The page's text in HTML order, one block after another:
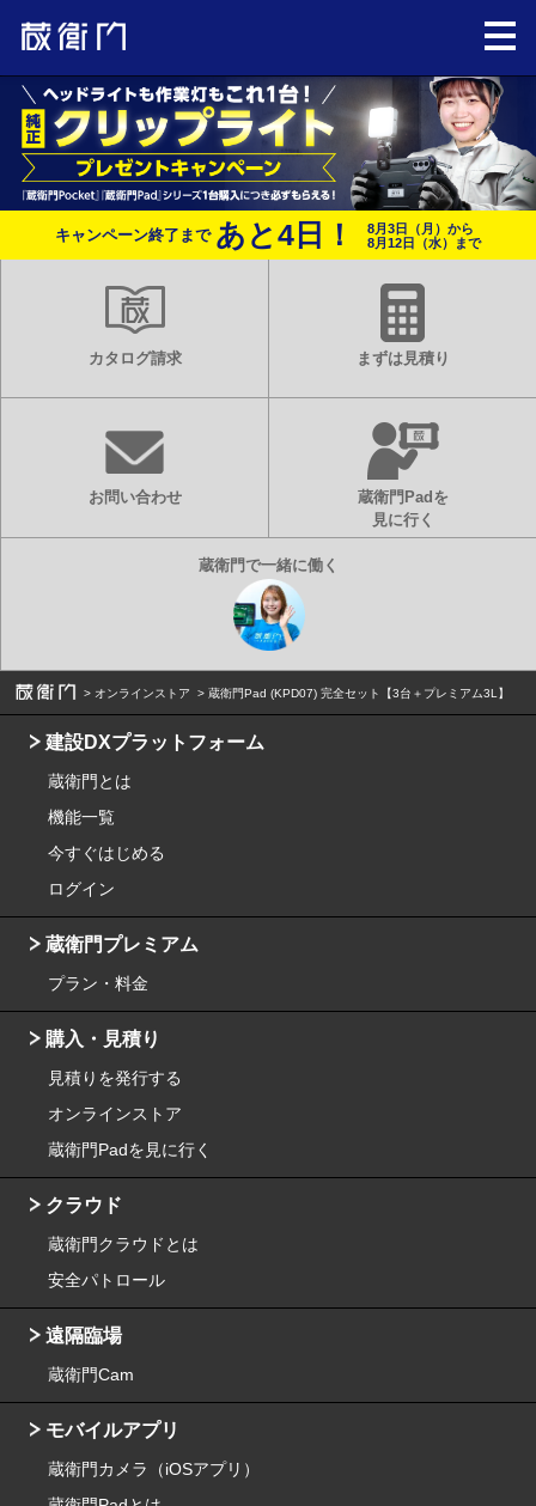
キャンペーン終了まで あと4 日！
8月3日（月）から
8月12日（水）まで
カタログ請求 まずは見積り
お問い合わせ
蔵衛門Padを
見に行く
オンラインストア 蔵衛門Pad (KPD07) 完全セット【3台＋プレミアム3L】
建設DXプラットフォーム
蔵衛門とは
機能一覧
今すぐはじめる
ログイン
蔵衛門プレミアム
プラン・料金
購入・見積り
見積りを発行する
オンラインストア
蔵衛門Padを見に行く
クラウド
蔵衛門クラウドとは
安全パトロール
遠隔臨場
蔵衛門Cam
モバイルアプリ
蔵衛門カメラ（iOSアプリ）